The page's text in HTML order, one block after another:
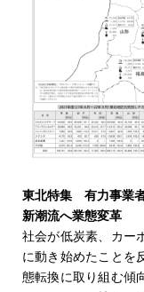
東北特集 有力事業
新潮流へ業態変革
社会が低炭素、カー
に動き始めたことを
態転換に取り組む傾